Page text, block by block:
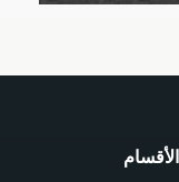
الأقسام